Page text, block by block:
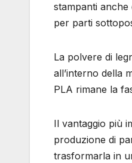
stampanti
per parti
La polvere di
all’interno della
PLA rimane la
Il vantaggio più
produzione di
trasformarla in